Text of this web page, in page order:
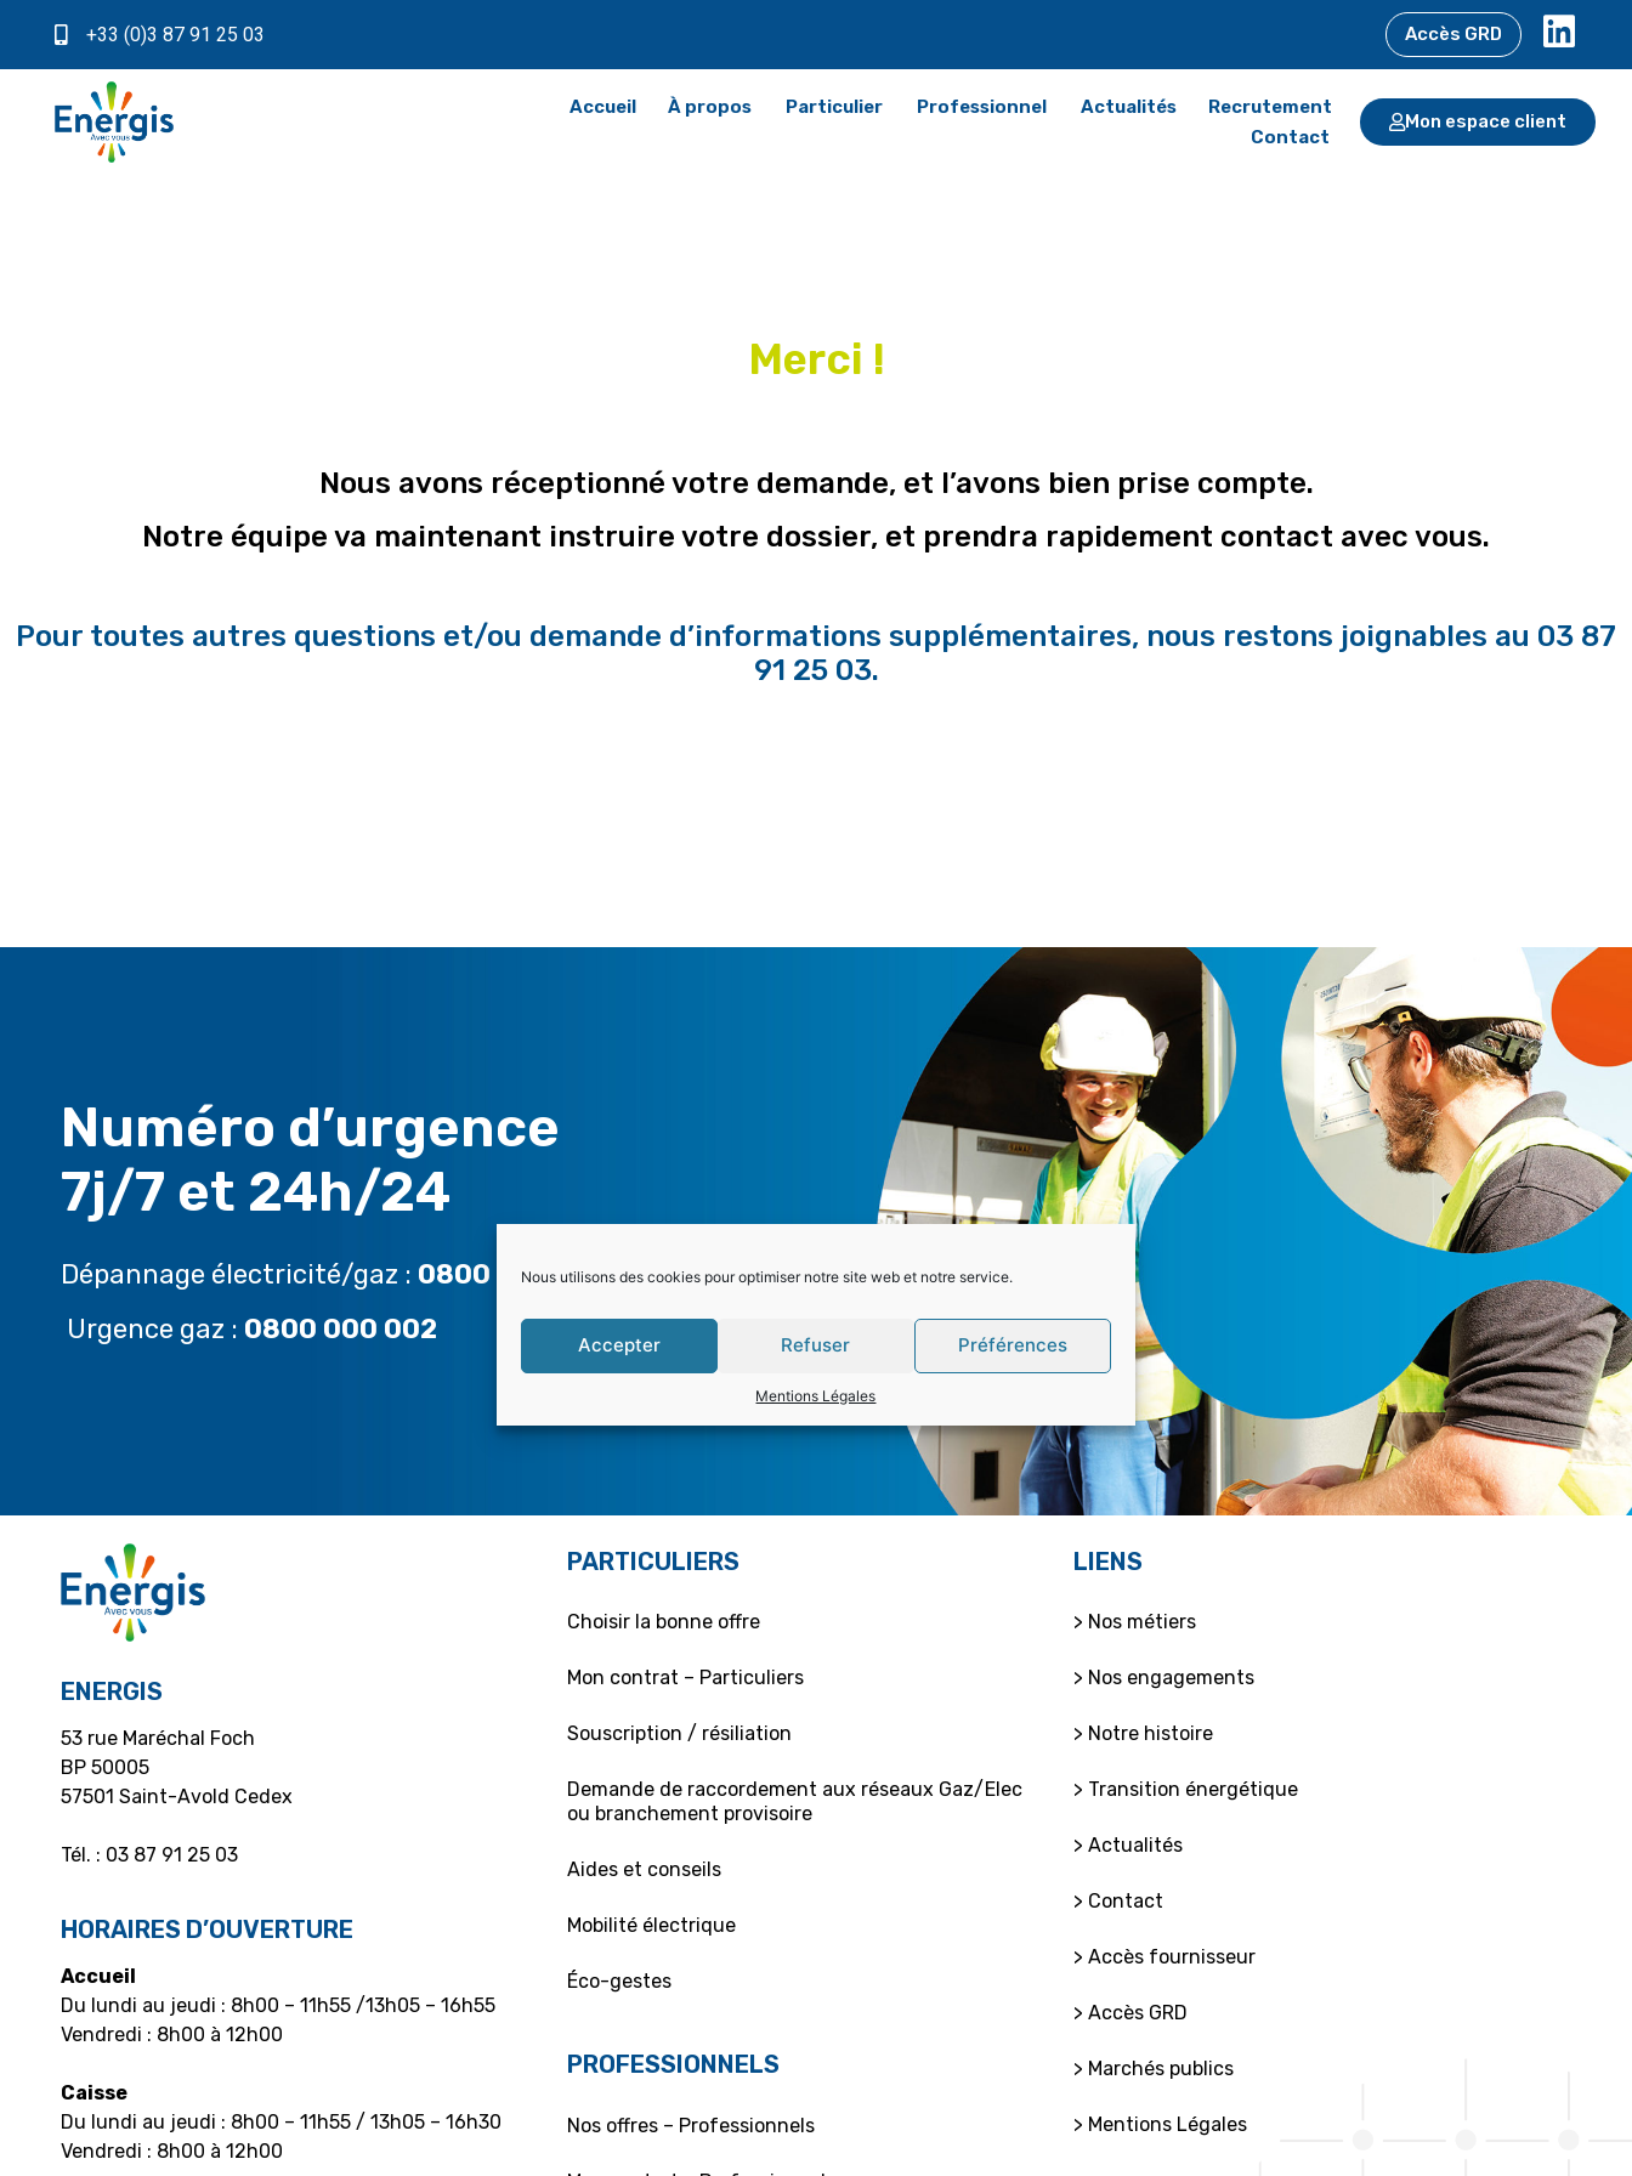
Nous utilisons des cookies pour optimiser notre site web et notre service.
Accepter Refuser Préférences
Mentions Légales
+33 (0)3 87 91 25 03 Accès GRD
Accueil À propos Particulier Professionnel Actualités
Recrutement
Contact
Mon espace client
Merci !
Nous avons réceptionné votre demande, et l’avons bien prise compte.
Notre équipe va maintenant instruire votre dossier, et prendra rapidement contact avec vous.
Pour toutes autres questions et/ou demande d’informations supplémentaires, nous restons joignables au 03 87
91 25 03.
Numéro d’urgence
7j/7 et 24h/24
Dépannage électricité/gaz : 0800 944 456
Urgence gaz : 0800 000 002
ENERGIS
53 rue Maréchal Foch
BP 50005
57501 Saint-Avold Cedex
Tél. : 03 87 91 25 03
HORAIRES D’OUVERTURE
Accueil
Du lundi au jeudi : 8h00 – 11h55 /13h05 – 16h55
Vendredi : 8h00 à 12h00
Caisse
Du lundi au jeudi : 8h00 – 11h55 / 13h05 – 16h30
Vendredi : 8h00 à 12h00
PARTICULIERS
Choisir la bonne offre
Mon contrat – Particuliers
Souscription / résiliation
Demande de raccordement aux réseaux Gaz/Elec
ou branchement provisoire
Aides et conseils
Mobilité électrique
Éco-gestes
PROFESSIONNELS
Nos offres – Professionnels
LIENS
> Nos métiers
> Nos engagements
> Notre histoire
> Transition énergétique
> Actualités
> Contact
> Accès fournisseur
> Accès GRD
> Marchés publics
> Mentions Légales